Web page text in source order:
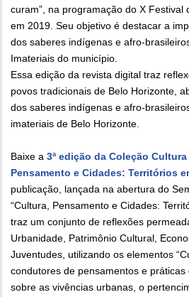
curam”, na programação do X Festival
em 2019. Seu objetivo é destacar a
dos saberes indígenas e afro-
Imateriais do município.
Essa edição da revista digital traz
povos tradicionais de Belo Horizonte,
dos saberes indígenas e afro-
imateriais de Belo Horizonte.
Baixe a 3ª edição da Coleção
Pensamento e Cidades: Territórios
publicação, lançada na abertura do
“Cultura, Pensamento e Cidades:
traz um conjunto de reflexões
Urbanidade, Patrimônio Cultural,
Juventudes, utilizando os elementos
condutores de pensamentos e
sobre as vivências urbanas, o